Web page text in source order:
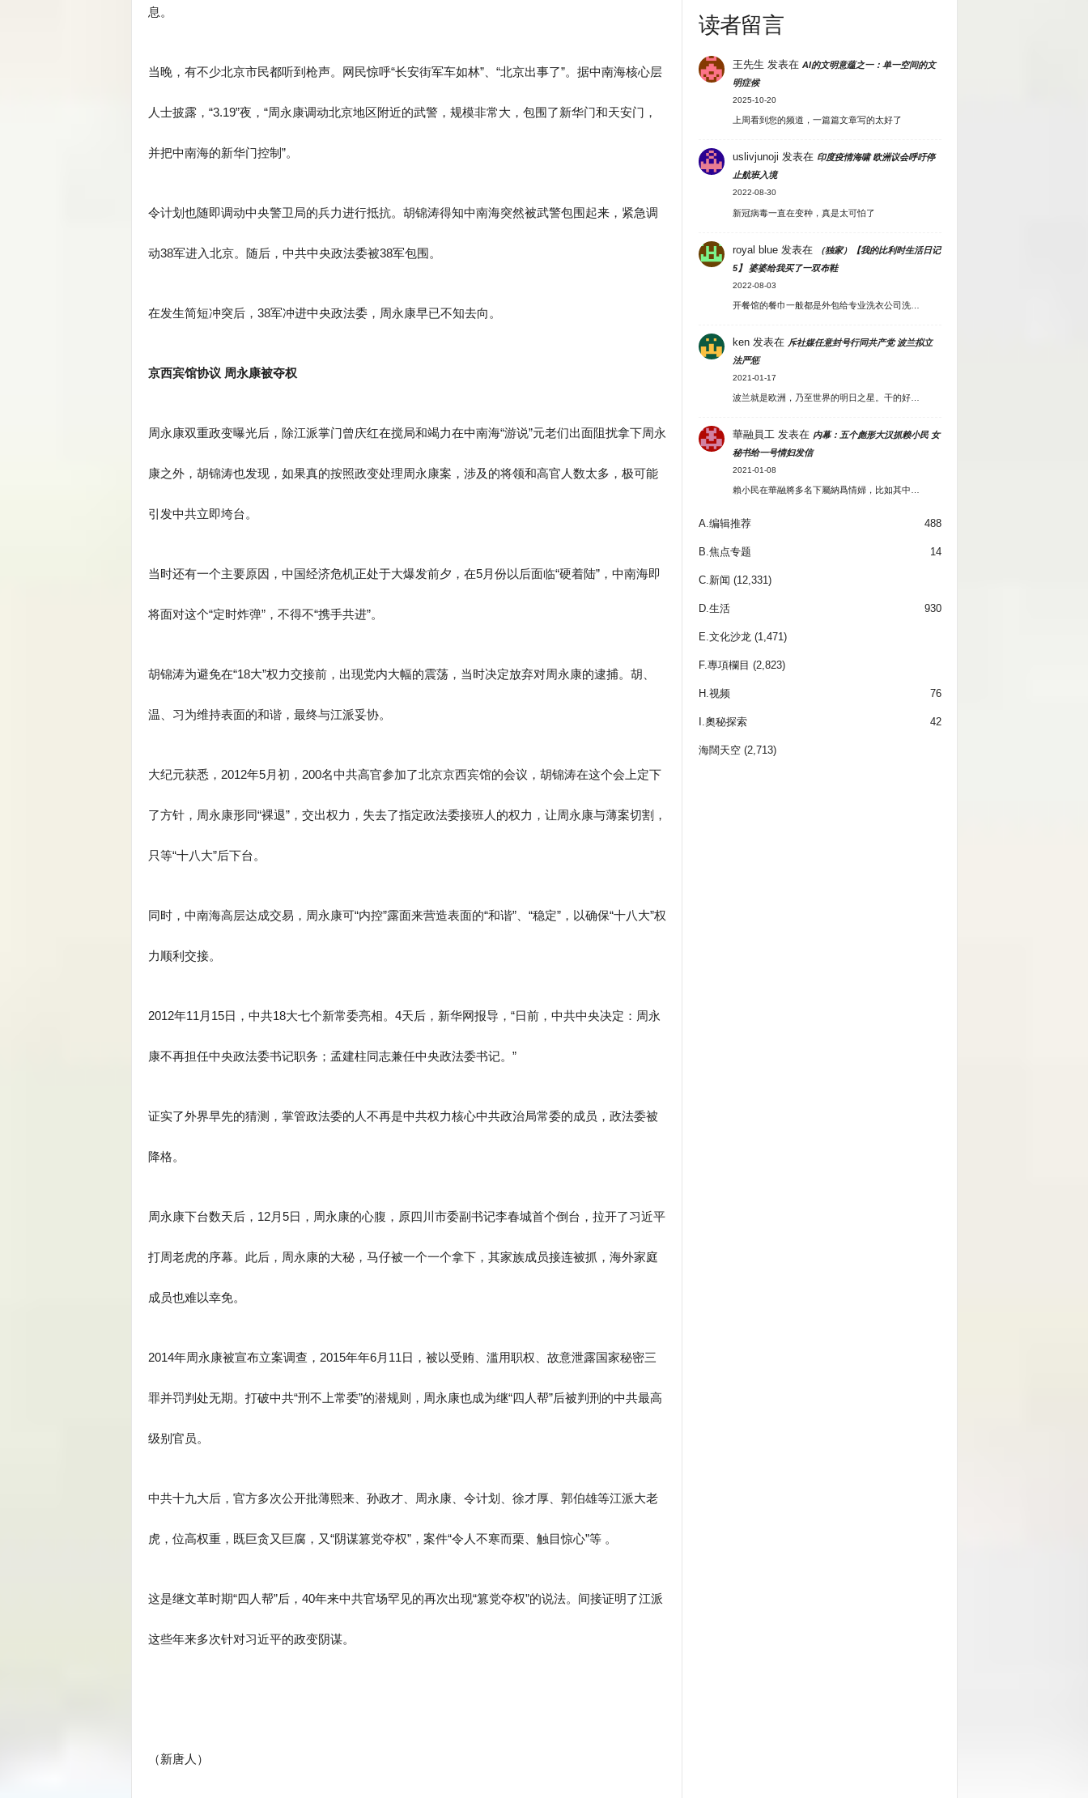
息。
当晚，有不少北京市民都听到枪声。网民惊呼“长安街军车如林”、“北京出事了”。据中南海核心层
人士披露，“3.19”夜，“周永康调动北京地区附近的武警，规模非常大，包围了新华门和天安门，
并把中南海的新华门控制”。
令计划也随即调动中央警卫局的兵力进行抵抗。胡锦涛得知中南海突然被武警包围起来，紧急调
动38军进入北京。随后，中共中央政法委被38军包围。
在发生简短冲突后，38军冲进中央政法委，周永康早已不知去向。
京西宾馆协议 周永康被夺权
周永康双重政变曝光后，除江派掌门曾庆红在搅局和竭力在中南海“游说”元老们出面阻扰拿下周永
康之外，胡锦涛也发现，如果真的按照政变处理周永康案，涉及的将领和高官人数太多，极可能
引发中共立即垮台。
当时还有一个主要原因，中国经济危机正处于大爆发前夕，在5月份以后面临“硬着陆”，中南海即
将面对这个“定时炸弹”，不得不“携手共进”。
胡锦涛为避免在“18大”权力交接前，出现党内大幅的震荡，当时决定放弃对周永康的逮捕。胡、
温、习为维持表面的和谐，最终与江派妥协。
大纪元获悉，2012年5月初，200名中共高官参加了北京京西宾馆的会议，胡锦涛在这个会上定下
了方针，周永康形同“裸退”，交出权力，失去了指定政法委接班人的权力，让周永康与薄案切割，
只等“十八大”后下台。
同时，中南海高层达成交易，周永康可“内控”露面来营造表面的“和谐”、“稳定”，以确保“十八大”权
力顺利交接。
2012年11月15日，中共18大七个新常委亮相。4天后，新华网报导，“日前，中共中央决定：周永
康不再担任中央政法委书记职务；孟建柱同志兼任中央政法委书记。”
证实了外界早先的猜测，掌管政法委的人不再是中共权力核心中共政治局常委的成员，政法委被
降格。
周永康下台数天后，12月5日，周永康的心腹，原四川市委副书记李春城首个倒台，拉开了习近平
打周老虎的序幕。此后，周永康的大秘，马仔被一个一个拿下，其家族成员接连被抓，海外家庭
成员也难以幸免。
2014年周永康被宣布立案调查，2015年年6月11日，被以受贿、滥用职权、故意泄露国家秘密三
罪并罚判处无期。打破中共“刑不上常委”的潜规则，周永康也成为继“四人帮”后被判刑的中共最高
级别官员。
中共十九大后，官方多次公开批薄熙来、孙政才、周永康、令计划、徐才厚、郭伯雄等江派大老
虎，位高权重，既巨贪又巨腐，又“阴谋篡党夺权”，案件“令人不寒而栗、触目惊心”等 。
这是继文革时期“四人帮”后，40年来中共官场罕见的再次出现“篡党夺权”的说法。间接证明了江派
这些年来多次针对习近平的政变阴谋。
（新唐人）
读者留言
王先生 发表在 AI的文明意蕴之一：单一空间的文
明症候
2025-10-20
上周看到您的频道，一篇篇文章写的太好了
uslivjunoji 发表在 印度疫情海啸 欧洲议会呼吁停
止航班入境
2022-08-30
新冠病毒一直在变种，真是太可怕了
royal blue发表在
（独家）【我的比利时生活日记
5】 婆婆给我买了一双布鞋
2022-08-03
开餐馆的餐巾一般都是外包给专业洗衣公司洗…
ken发表在 斥社媒任意封号行同共产党 波兰拟立
法严惩
2021-01-17
波兰就是欧洲，乃至世界的明日之星。干的好…
華融員工 发表在 内幕：五个彪形大汉抓赖小民 女
秘书给一号情妇发信
2021-01-08
賴小民在華融將多名下屬納爲情婦，比如其中…
A.编辑推荐 488
B.焦点专题 14
C.新闻 (12,331)
D.生活 930
E.文化沙龙 (1,471)
F.專項欄目 (2,823)
H.视频 76
I.奧秘探索 42
海闊天空(2,713)